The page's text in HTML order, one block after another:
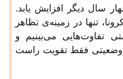
سال دیگر افزایش یابد.
تنها در زمینه‌ی تظاهر
تفاوت‌هایی می‌بینیم و
وضعیتی فقط تقویت راست